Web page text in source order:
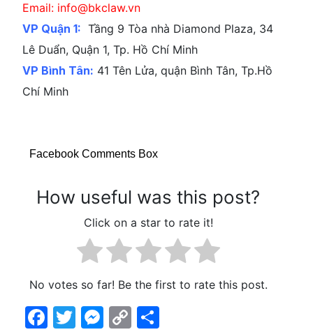
Email: info@bkclaw.vn
VP Quận 1: Tầng 9 Tòa nhà Diamond Plaza, 34
Lê Duẩn, Quận 1, Tp. Hồ Chí Minh
VP Bình Tân: 41 Tên Lửa, quận Bình Tân, Tp.Hồ
Chí Minh
Facebook Comments Box
How useful was this post?
Click on a star to rate it!
No votes so far! Be the first to rate this post.
Facebook
Twitter
Messenger
Copy